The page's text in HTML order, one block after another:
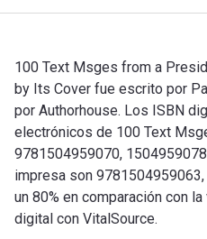
100 Text Msges from a
by Its Cover fue escrito por
por Authorhouse. Los ISBN
electrónicos de 100 Text
9781504959070,
impresa son
un 80% en comparación con
digital con VitalSource.